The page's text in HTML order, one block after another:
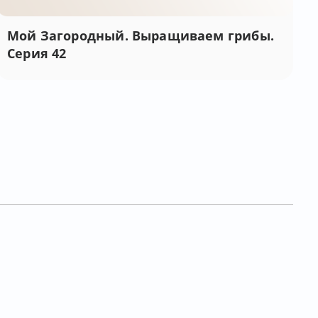
Мой Загородный. Выращиваем грибы.
Серия 42